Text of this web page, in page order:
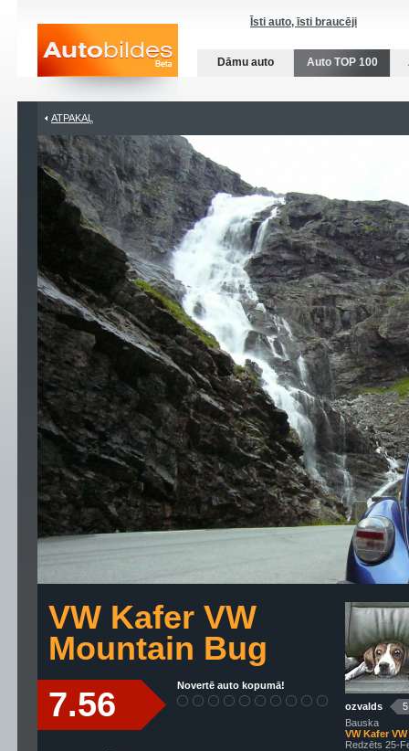
Īsti auto, īsti braucēji
Dāmu auto Auto TOP 100
ATPAKAĻ
VW Kafer VW
Mountain Bug
7.56 Novertē auto kopumā!
ozvalds
Bauska
VW Kafer
Redzēts 25-